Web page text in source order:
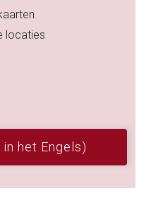
locaties
het Engels)